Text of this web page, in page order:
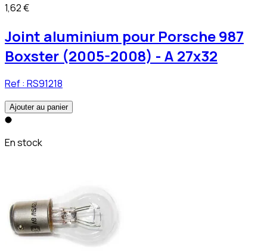
1,62 €
Joint aluminium pour Porsche 987
Boxster (2005-2008) - A 27x32
Ref : RS91218
Ajouter au panier
En stock